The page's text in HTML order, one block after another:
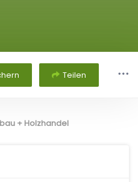
Teilen
+ Holzhandel